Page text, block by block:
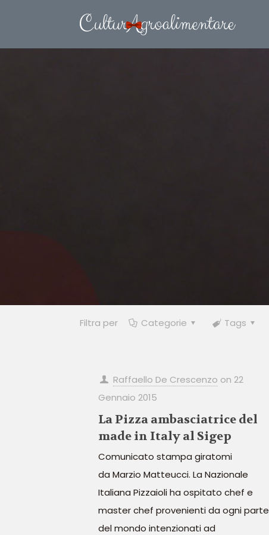
Filtra per Categorie Tags
Raffaello De Crescenzo on 22
Gennaio 2015
La Pizza ambasciatrice del
made in Italy al Sigep
Comunicato stampa giratomi
da Marzio Matteucci. La Nazionale
Italiana Pizzaioli ha ospitato chef e
master chef provenienti da ogni parte
del mondo intenzionati ad